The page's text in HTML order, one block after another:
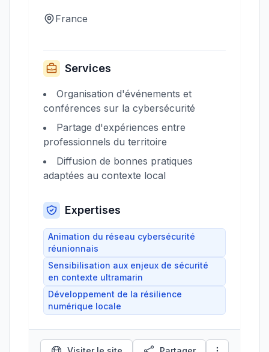
France
Services
Organisation d'événements et
conférences sur la cybersécurité
Partage d'expériences entre
professionnels du territoire
Diffusion de bonnes pratiques
adaptées au contexte local
Expertises
Animation du réseau cybersécurité
réunionnais
Sensibilisation aux enjeux de sécurité
en contexte ultramarin
Développement de la résilience
numérique locale